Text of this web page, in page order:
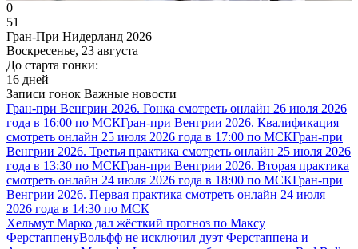
0
51
Гран-При Нидерланд 2026
Воскресенье, 23 августа
До старта гонки:
16 дней
Записи гонок Важные новости
Гран-при Венгрии 2026. Гонка смотреть онлайн 26 июля 2026
года в 16:00 по МСКГран-при Венгрии 2026. Квалификация
смотреть онлайн 25 июля 2026 года в 17:00 по МСКГран-при
Венгрии 2026. Третья практика смотреть онлайн 25 июля 2026
года в 13:30 по МСКГран-при Венгрии 2026. Вторая практика
смотреть онлайн 24 июля 2026 года в 18:00 по МСКГран-при
Венгрии 2026. Первая практика смотреть онлайн 24 июля
2026 года в 14:30 по МСК
Хельмут Марко дал жёсткий прогноз по Максу
ФерстаппенуВольфф не исключил дуэт Ферстаппена и